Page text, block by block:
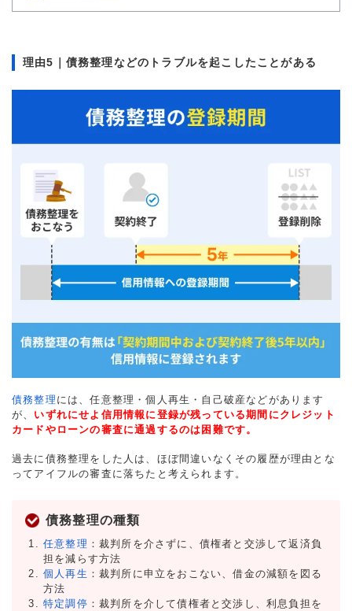
理由5｜債務整理などのトラブルを起こしたことがある
債務整理 には、任意整理・個人再生・自己破産などがあります
が、 いずれにせよ信用情報に登録が残っている期間にクレジット
カードやローンの審査に通過するのは困難です。
過去に債務整理をした人は、ほぼ間違いなくその履歴が理由とな
ってアイフルの審査に落ちたと考えられます。
債務整理の種類
任意整理 ：裁判所を介さずに、債権者と交渉して返済負
担を減らす方法
個人再生 ：裁判所に申立をおこない、借金の減額を図る
方法
特定調停 ：裁判所を介して債権者と交渉し、利息負担を